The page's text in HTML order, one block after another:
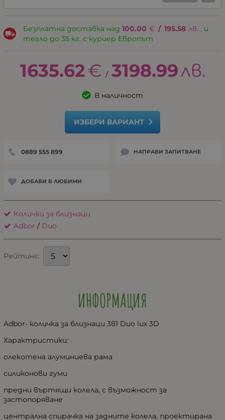
Безплатна доставка над 100.00 € / 195.58 лв. , и
тегло до 35 кг. с куриер Европът
1635.62€ / 3198.99лв.
В наличност
ИЗБЕРИ ВАРИАНТ
0889 555 899 НАПРАВИ ЗАПИТВАНЕ
ДОБАВИ В ЛЮБИМИ
Колички за близнаци
Adbor / Duo
Рейтинг:
ИНФОРМАЦИЯ
Adbor- количка за близнаци 3в1 Duo lux 3D
Характристики:
олекотена алуминиева рама
силиконови гуми
предни въртящи колела, с възможност за
застопоряване
централна спирачка на задните колела, проектирана